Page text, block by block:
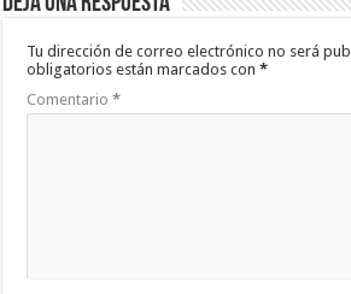
Tu dirección de correo electrónico no será
obligatorios están marcados con*
Comentario*